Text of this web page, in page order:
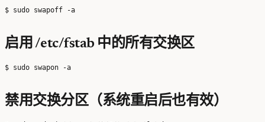
启用 /etc/fstab 中的所有交换区
禁用交换分区（系统重启后也有效）